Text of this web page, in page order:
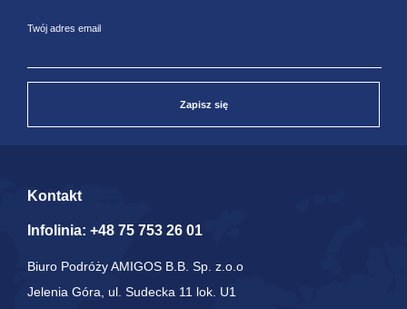
Twój adres email
Zapisz się
Kontakt
Infolinia: +48 75 753 26 01
Biuro Podróży AMIGOS B.B. Sp. z.o.o
Jelenia Góra, ul. Sudecka 11 lok. U1